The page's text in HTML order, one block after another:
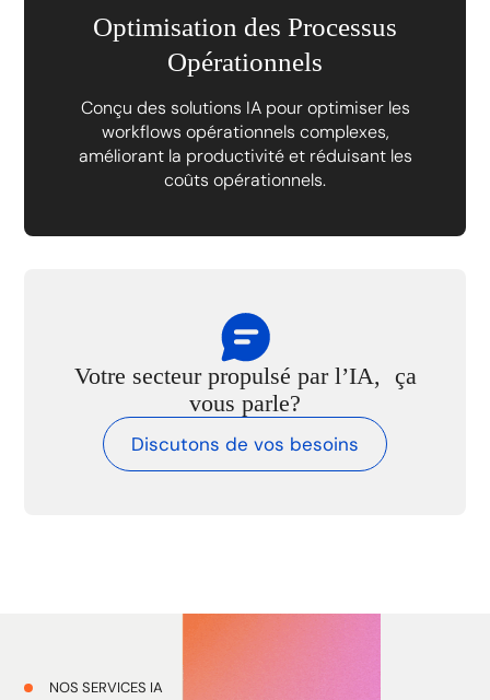
Optimisation des Processus
Opérationnels
Conçu des solutions IA pour optimiser les
workflows opérationnels complexes,
améliorant la productivité et réduisant les
coûts opérationnels.
Votre secteur propulsé par l’IA, ça
vous parle?
Discutons de vos besoins
NOS SERVICES IA